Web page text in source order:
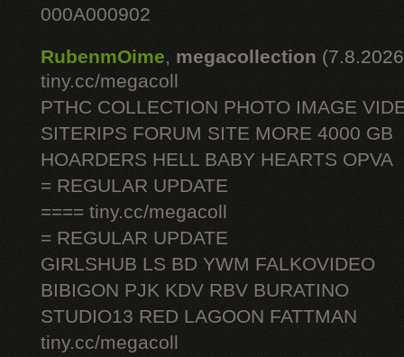
000A000902
RubenmOime, megacollection
tiny.cc/megacoll
PTHC COLLECTION PHOTO IMAGE
SITERIPS FORUM SITE MORE 4000 GB
HOARDERS HELL BABY HEARTS OPVA
= REGULAR UPDATE
==== tiny.cc/megacoll
= REGULAR UPDATE
GIRLSHUB LS BD YWM FALKOVIDEO
BIBIGON PJK KDV RBV BURATINO
STUDIO13 RED LAGOON FATTMAN
tiny.cc/megacoll